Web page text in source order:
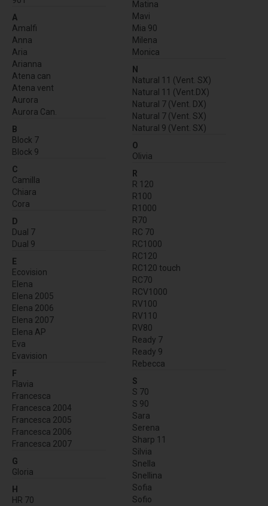
A
Amalfi
Anna
Aria
Arianna
Atena can
Atena vent
Aurora
Aurora Can.
B
Block 7
Block 9
C
Camilla
Chiara
Cora
D
Dual 7
Dual 9
E
Ecovision
Elena
Elena 2005
Elena 2006
Elena 2007
Elena AP
Eva
Evavision
F
Flavia
Francesca
Francesca 2004
Francesca 2005
Francesca 2006
Francesca 2007
G
Gloria
H
HR 70
Matina
Mavi
Mia 90
Milena
Monica
N
Natural 11 (Vent. SX)
Natural 11 (Vent.DX)
Natural 7 (Vent. DX)
Natural 7 (Vent. SX)
Natural 9 (Vent. SX)
O
Olivia
R
R 120
R100
R1000
R70
RC 70
RC1000
RC120
RC120 touch
RC70
RCV1000
RV100
RV110
RV80
Ready 7
Ready 9
Rebecca
S
S 70
S 90
Sara
Serena
Sharp 11
Silvia
Snella
Snellina
Sofia
Sofio